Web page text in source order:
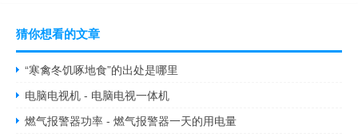
猜你想看的文章
“寒禽冬饥啄地食”的出处是哪里
电脑电视机 - 电脑电视一体机
燃气报警器功率 - 燃气报警器一天的用电量